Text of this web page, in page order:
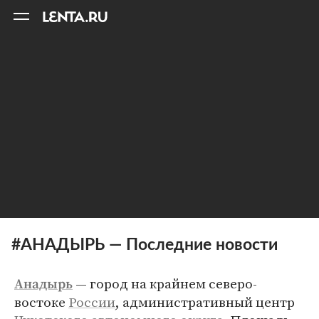
#АНАДЫРЬ — Последние новости
Анадырь — город на крайнем северо-
востоке России, административный центр